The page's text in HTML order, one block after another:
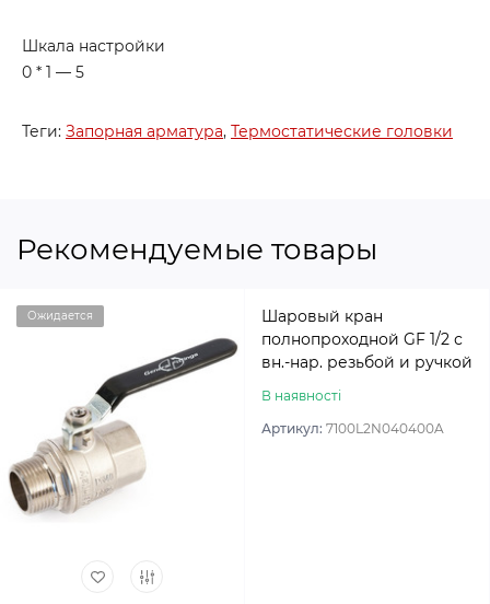
Шкала настройки
0 * 1 — 5
Теги: Запорная арматура, Термостатические головки
Рекомендуемые товары
Ожидается
Шаровый кран
полнопроходной GF 1/2 с
вн.-нар. резьбой и ручкой
В наявності
Артикул: 7100L2N040400A